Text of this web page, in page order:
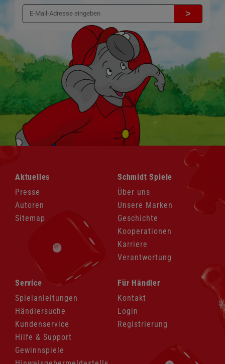
>
Navigation
überspringen
Aktuelles
Presse
Autoren
Sitemap
Navigation
überspringen
Schmidt Spiele
Über uns
Unsere Marken
Geschichte
Kooperationen
Karriere
Verantwortung
Navigation
überspringen
Service
Spielanleitungen
Händlersuche
Kundenservice
Hilfe & Support
Gewinnspiele
Navigation
überspringen
Für Händler
Kontakt
Login
Registrierung